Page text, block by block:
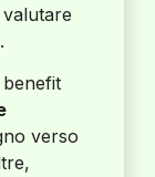
verso